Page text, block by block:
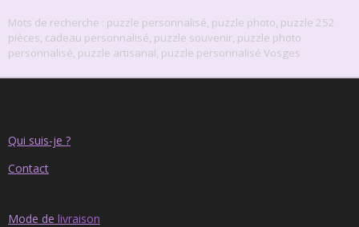
Mots de recherche : puzzle personnalisé, puzzle photo, puzzle 252
pièces, cadeau personnalisé, puzzle souvenir, puzzle photo
personnalisé, puzzle artisanal, puzzle personnalisé Vosges
Qui suis-je ?
Contact
Mode de livraison